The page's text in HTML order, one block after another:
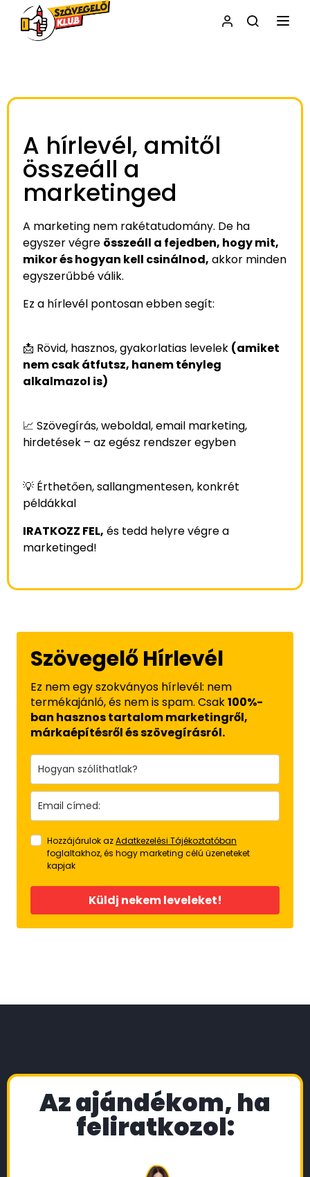
Szövegelő Hírlevél
Ez nem egy szokványos hírlevél: nem
termékajánló, és nem is spam. Csak100%-
ban hasznos tartalom marketingről,
márkaépítésről és szövegírásról.
Hozzájárulok azAdatkezelési Tájékoztatóban
foglaltakhoz, és hogy marketing célú üzeneteket
kapjak
Küldj nekem leveleket!
A hírlevél, amitől
összeáll a
marketinged
A marketing nem rakétatudomány. De ha
egyszer végre összeáll a fejedben, hogy mit,
mikor és hogyan kell csinálnod, akkor minden
egyszerűbbé válik.
Ez a hírlevél pontosan ebben segít:
📩 Rövid, hasznos, gyakorlatias levelek (amiket
nem csak átfutsz, hanem tényleg
alkalmazol is)
📈 Szövegírás, weboldal, email marketing,
hirdetések – az egész rendszer egyben
💡 Érthetően, sallangmentesen, konkrét
példákkal
IRATKOZZ FEL, és tedd helyre végre a
marketinged!
Az ajándékom, ha
feliratkozol: